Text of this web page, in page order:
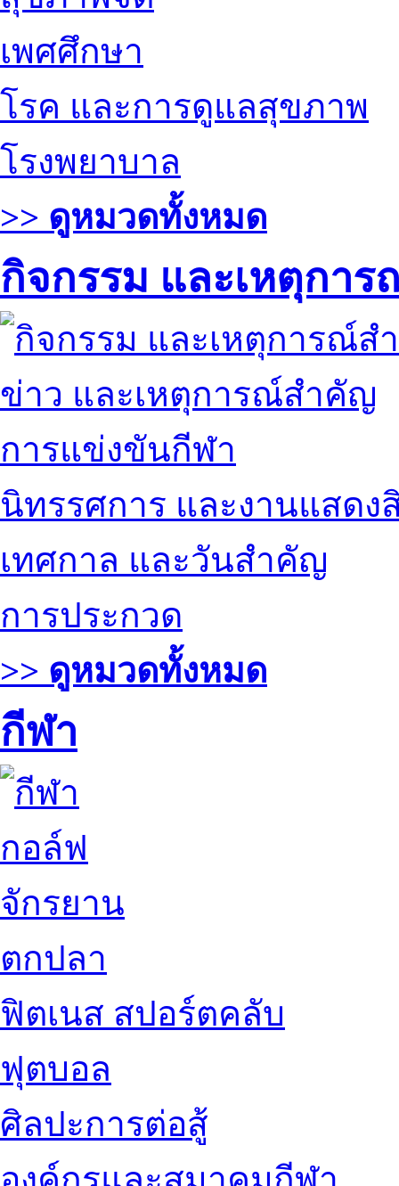
เพศศึกษา
โรค และการดูแลสุขภาพ
โรงพยาบาล
>> ดูหมวดทั้งหมด
กิจกรรม และเหตุกา
ข่าว และเหตุการณ์สำคัญ
การแข่งขันกีฬา
นิทรรศการ และงานแสดง
เทศกาล และวันสำคัญ
การประกวด
>> ดูหมวดทั้งหมด
กีฬา
กอล์ฟ
จักรยาน
ตกปลา
ฟิตเนส สปอร์ตคลับ
ฟุตบอล
ศิลปะการต่อสู้